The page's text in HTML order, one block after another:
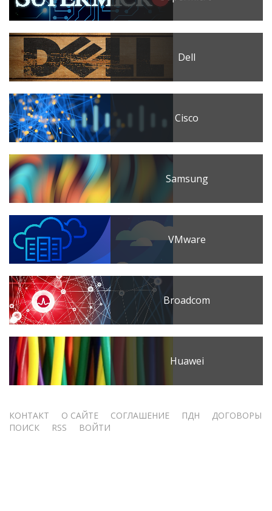
Dell
Cisco
Samsung
VMware
Broadcom
Huawei
Меню
КОНТАКТ О САЙТЕ СОГЛАШЕНИЕ ПДН
ДОГОВОРЫ
ПОИСК
RSS ВОЙТИ